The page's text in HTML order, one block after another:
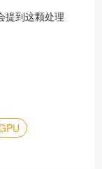
提到这颗处理